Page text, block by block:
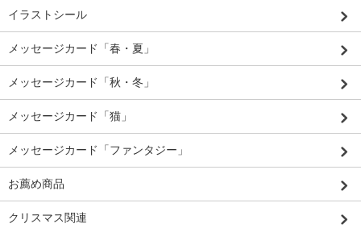
イラストシール
メッセージカード「春・夏」
メッセージカード「秋・冬」
メッセージカード「猫」
メッセージカード「ファンタジー」
お薦め商品
クリスマス関連